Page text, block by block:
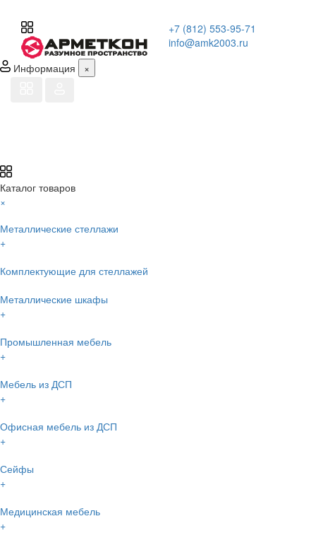
+7 (812) 553-95-71
info@amk2003.ru
Информация
×
Каталог товаров
×
Металлические стеллажи
+
Комплектующие для стеллажей
Металлические шкафы
+
Промышленная мебель
+
Мебель из ДСП
+
Офисная мебель из ДСП
+
Сейфы
+
Медицинская мебель
+